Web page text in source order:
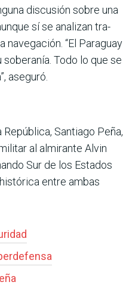
discusión sobre una
sí se analizan tra­
“El Paraguay
Todo lo que se
aseguró.
Santiago Peña,
al almirante Alvin
Sur de los Estados
entre ambas